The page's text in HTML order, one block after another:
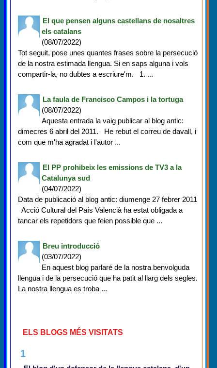
El que pensen alguns castellans de nosaltres
els catalans
(08/07/2022)
Tot seguit, pose unes quantes frases sobre la persecució
de la nostra estimada llengua. Si en saps alguna i vols
compartir-la, no dubtes a escriure'm. 1. ...
La faula de Francisco Campos i la tortuga
(08/07/2022)
Aquesta entrada la vaig publicar al blog antic:
dimecres 6 abril del 2011. He rebut el correu de davall, i
com que m'ha agradat i l'autor ...
El PP prohibeix les emissions de TV3 a la
Catalunya sud
(04/07/2022)
Data de publicació al blog antic: diumenge 27 febrer 2011
Acció Cultural del País Valencià ha estat obligada a
tancar els repetidors que feien possible que ...
Breu introducció
(03/07/2022)
En aquest blog parlaré de la nostra benvolguda
llengua i de la persecució que ha patit al llarg dels segles.
La nostra llengua es troba ...
ELS BLOGS MÉS VISITATS
1